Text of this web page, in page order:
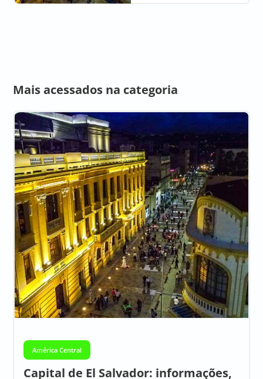
Mais acessados na categoria
América Central
Capital de El Salvador: informações,